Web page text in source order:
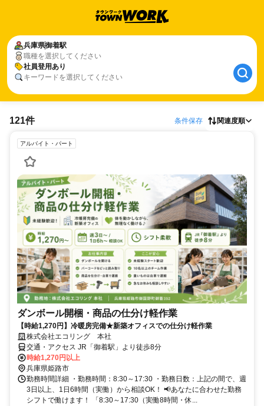
兵庫県御着駅
職種を選択してください
社員登用あり
キーワードを選択してください
121件 条件保存 関連度順
アルバイト・パート
ダンボール開梱・商品の仕分け軽作業
【時給1,270円】冷暖房完備★新築オフィスでの仕分け軽作業
株式会社エコリング 本社
交通・アクセス JR「御着駅」より徒歩8分
時給1,270円以上
兵庫県姫路市
勤務時間詳細 ・勤務時間：8:30～17:30 ・勤務日数：上記の間で、週
3日以上、1日6時間（実働）から相談OK！ 📢あなたに合わせた勤務
シフトで働けます！ 「8:30～17:30（実働8時間・休...